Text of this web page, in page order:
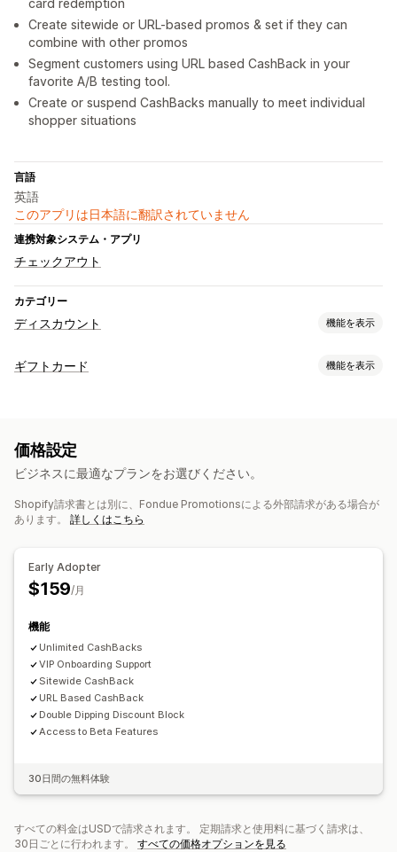
card redemption
Create sitewide or URL-based promos & set if they can
combine with other promos
Segment customers using URL based CashBack in your
favorite A/B testing tool.
Create or suspend CashBacks manually to meet individual
shopper situations
言語
英語
このアプリは日本語に翻訳されていません
連携対象システム・アプリ
チェックアウト
カテゴリー
ディスカウント 機能を表示
ディスカウントの種類
キャンペーン
ギフトカード 機能を表示
カスタマイズ
配送オプション
価格設定
ビジネスに最適なプランをお選びください。
Shopify請求書とは別に、Fondue Promotionsによる外部請求がある場合が
あります。 詳しくはこちら
Early Adopter
$159/月
機能
Unlimited CashBacks
VIP Onboarding Support
Sitewide CashBack
URL Based CashBack
Double Dipping Discount Block
Access to Beta Features
30日間の無料体験
すべての料金はUSDで請求されます。 定期請求と使用料に基づく請求は、
30日ごとに行われます。 すべての価格オプションを見る